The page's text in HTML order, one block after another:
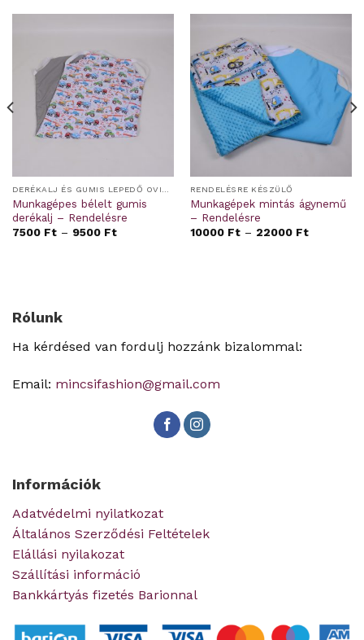
DERÉKALJ ÉS GUMIS LEPEDŐ OVIS/BÖLCSIS FEKTETŐRE
Munkagépes bélelt gumis
derékalj – Rendelésre
7500 Ft– 9500 Ft
RENDELÉSRE KÉSZÜLŐ
Munkagépek mintás ágynemű
– Rendelésre
10000 Ft– 22000 Ft
Rólunk
Ha kérdésed van fordulj hozzánk bizalommal:
Email: mincsifashion@gmail.com
Információk
Adatvédelmi nyilatkozat
Általános Szerződési Feltételek
Elállási nyilakozat
Szállítási információ
Bankkártyás fizetés Barionnal